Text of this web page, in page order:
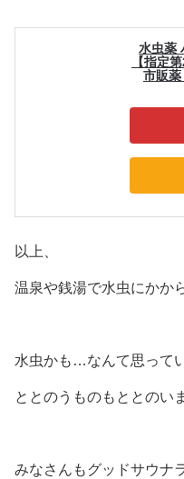
水虫薬
【指定
市販
以上、
温泉や銭湯で水虫にかか
水虫かも…なんて思って
ととのうものもととのい
みなさんもグッドサウナ